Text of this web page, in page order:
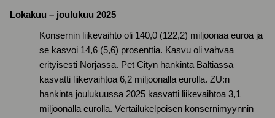
Lokakuu – joulukuu 2025
Konsernin liikevaihto oli 140,0 (122,2) miljoonaa euroa ja
se kasvoi 14,6 (5,6) prosenttia. Kasvu oli vahvaa
erityisesti Norjassa. Pet Cityn hankinta Baltiassa
kasvatti liikevaihtoa 6,2 miljoonalla eurolla. ZU:n
hankinta joulukuussa 2025 kasvatti liikevaihtoa 3,1
miljoonalla eurolla. Vertailukelpoisen konsernimyynnin